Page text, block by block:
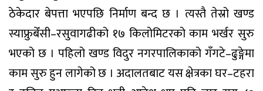
ठेकेदार बेपत्ता भएपछि निर्माण बन्द छ । त्यस्तै तेस्रो खण्ड
स्याफ्रुबेँसी–रसुवागढीको १७ किलोमिटरको काम भर्खर सुरु
भएको छ । पहिलो खण्ड विदुर नगरपालिकाको गँगटे–ढुङ्गेमा
काम सुरु हुन लागेको छ । अदालतबाट यस क्षेत्रका घर–टहरा